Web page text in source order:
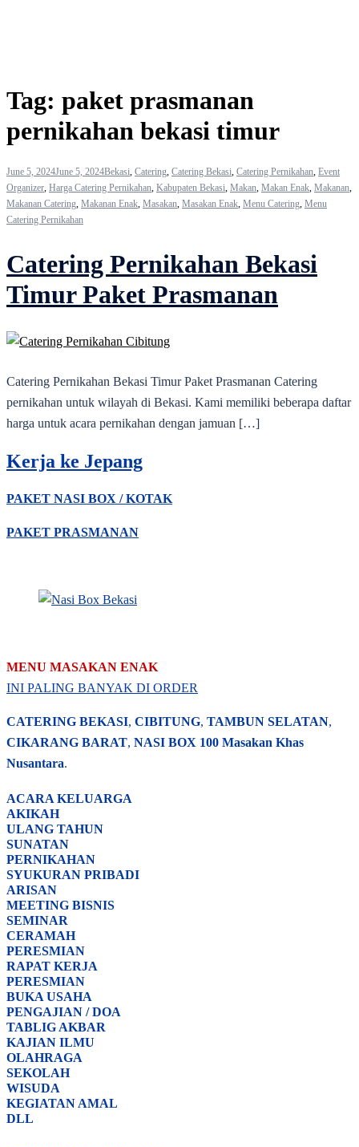
Tag: paket prasmanan
pernikahan bekasi timur
June 5, 2024June 5, 2024Bekasi, Catering, Catering Bekasi, Catering Pernikahan, Event
Organizer, Harga Catering Pernikahan, Kabupaten Bekasi, Makan, Makan Enak, Makanan,
Makanan Catering, Makanan Enak, Masakan, Masakan Enak, Menu Catering, Menu
Catering Pernikahan
Catering Pernikahan Bekasi
Timur Paket Prasmanan
Catering Pernikahan Bekasi Timur Paket Prasmanan Catering
pernikahan untuk wilayah di Bekasi. Kami memiliki beberapa daftar
harga untuk acara pernikahan dengan jamuan […]
Kerja ke Jepang
PAKET NASI BOX / KOTAK
PAKET PRASMANAN
MENU MASAKAN ENAK
INI PALING BANYAK DI ORDER
CATERING BEKASI, CIBITUNG, TAMBUN SELATAN,
CIKARANG BARAT, NASI BOX 100 Masakan Khas
Nusantara.
ACARA KELUARGA
AKIKAH
ULANG TAHUN
SUNATAN
PERNIKAHAN
SYUKURAN PRIBADI
ARISAN
MEETING BISNIS
SEMINAR
CERAMAH
PERESMIAN
RAPAT KERJA
PERESMIAN
BUKA USAHA
PENGAJIAN / DOA
TABLIG AKBAR
KAJIAN ILMU
OLAHRAGA
SEKOLAH
WISUDA
KEGIATAN AMAL
DLL